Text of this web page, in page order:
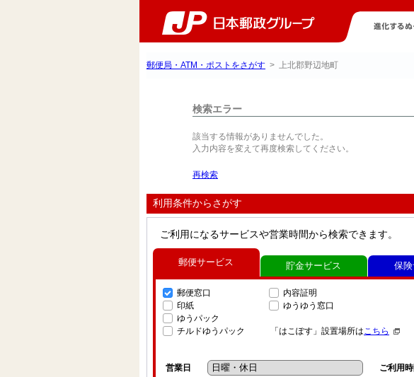
郵便局・ATM・ポストをさがす > 上北郡野辺地町
検索エラー
該当する情報がありませんでした。
入力内容を変えて再度検索してください。
再検索
利用条件からさがす
ご利用になるサービスや営業時間から検索できます。
郵便サービス
郵便窓口
印紙
ゆうパック
チルドゆうパック
内容証明
ゆうゆう窓口
「はこぽす」設置場所はこちら
営業日 ご利用
貯金サービス 保